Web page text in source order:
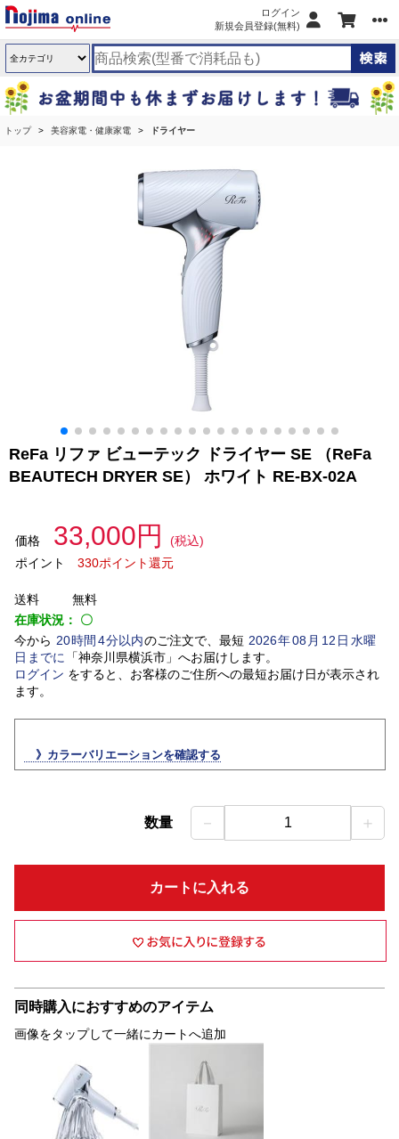
ログイン
新規会員登録(無料)
トップ 美容家電・健康家電 ドライヤー
ReFa リファ ビューテック ドライヤー SE （ReFa
BEAUTECH DRYER SE） ホワイト RE-BX-02A
価格 33,000円
(税込)
ポイント
330ポイント還元
送料
無料
在庫状況： 〇
今から 20時間 4分以内のご注文で、最短 2026年08 月 12 日水曜
日 までに 「神奈川県横浜市」 へお届けします。
ログイン をすると、お客様のご住所への最短お届け日が表示され
ます。
》カラーバリエーションを確認する
数量 － 1 ＋
カートに入れる
同時購入におすすめのアイテム
画像をタップして一緒にカートへ追加